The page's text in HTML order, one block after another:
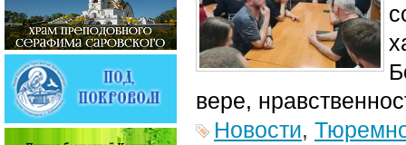
вере,
Новости,